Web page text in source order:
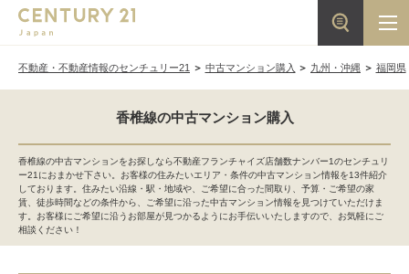
不動産・不動産情報のセンチュリー21 中古マンション購入 九州・沖縄 福岡県
香椎線の中古マンション購入
香椎線の中古マンションをお探しなら不動産フランチャイズ店舗数ナンバー1のセンチュリ
ー21におまかせ下さい。お客様の住みたいエリア・条件の中古マンション情報を13件紹介
しております。住みたい沿線・駅・地域や、ご希望に合った間取り、予算・ご希望の家
賃、徒歩時間などの条件から、ご希望に沿った中古マンション情報を見つけていただけま
す。お客様にご希望に沿うお部屋が見つかるようにお手伝いいたしますので、お気軽にご
相談ください！